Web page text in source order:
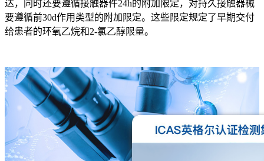
达，同时还要遵循接触器件24h的附加限定，对持久接触器械
要遵循前30d作用类型的附加限定。这些限定规定了早期交付
给患者的环氧乙烷和2-氯乙醇限量。